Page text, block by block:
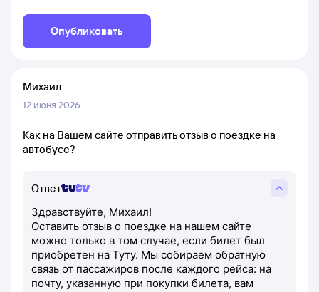
Опубликовать
Михаил
12 июня 2026
Как на Вашем сайте отправить отзыв о поездке на
автобусе?
Ответ
Здравствуйте, Михаил!
Оставить отзыв о поездке на нашем сайте
можно только в том случае, если билет был
приобретен на Туту. Мы собираем обратную
связь от пассажиров после каждого рейса: на
почту, указанную при покупки билета, вам